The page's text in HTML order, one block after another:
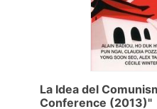
La Idea del
Conference (2013)"